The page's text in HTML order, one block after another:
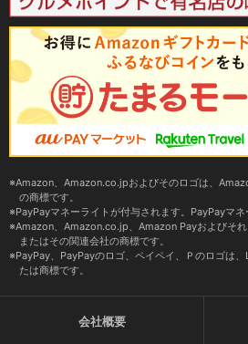
Amazon、Amazon.co.jpおよびそのロゴは、
の商標です。
PayPayマネーライトが付与されます。PayPayマネ
Amazon、Amazon.co.jp、Amazon Payおよびそ
またはその関連会社の商標です。
PayPay、PayPayのロゴ、ペイペイ、Ｐのロゴは
たは商標です。
会社概要